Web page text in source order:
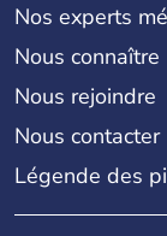
Nos experts
Nous connaître
Nous rejoindre
Nous contacter
Légende des